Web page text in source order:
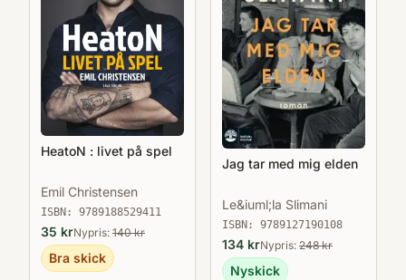
HeatoN : livet på spel
Emil Christensen
ISBN: 9789188529411
35 krNypris: 140kr
Bra skick
Jag tar med mig elden
Le&iuml;la Slimani
ISBN: 9789127190108
134 krNypris: 248kr
Nyskick